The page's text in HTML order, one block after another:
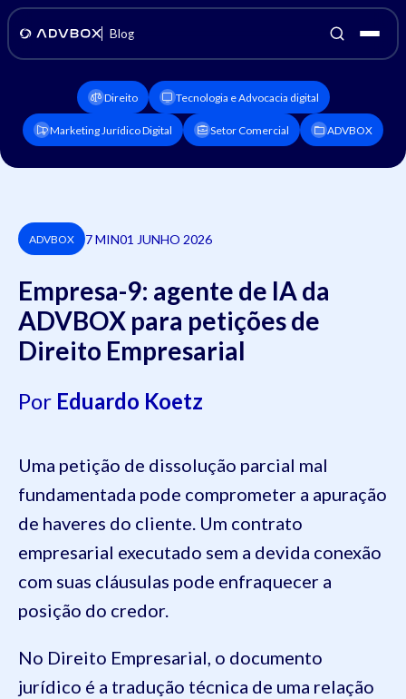
Blog
Direito Tecnologia e Advocacia digital
Marketing Jurídico Digital Setor Comercial ADVBOX
ADVBOX 7 MIN01 JUNHO 2026
Empresa-9: agente de IA da
ADVBOX para petições de
Direito Empresarial
Por Eduardo Koetz
Uma petição de dissolução parcial mal
fundamentada pode comprometer a apuração
de haveres do cliente. Um contrato
empresarial executado sem a devida conexão
com suas cláusulas pode enfraquecer a
posição do credor.
No Direito Empresarial, o documento
jurídico é a tradução técnica de uma relação